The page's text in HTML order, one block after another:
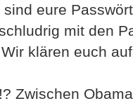
eure
mit den
klären euch
Zwischen